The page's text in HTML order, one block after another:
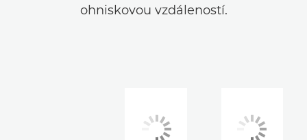
ohniskovou vzdáleností.